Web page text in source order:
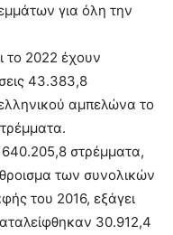
για όλη την
το 2022 έχουν
43.383,8
αμπελώνα το
στρέμματα,
των συνολικών
του 2016, εξάγει
30.912,4